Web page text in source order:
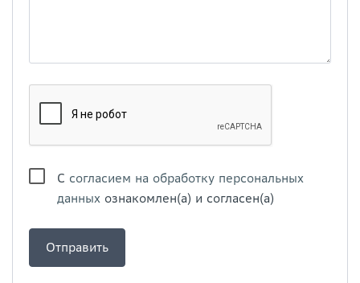
С согласием на обработку персональных
данных ознакомлен(а) и согласен(а)